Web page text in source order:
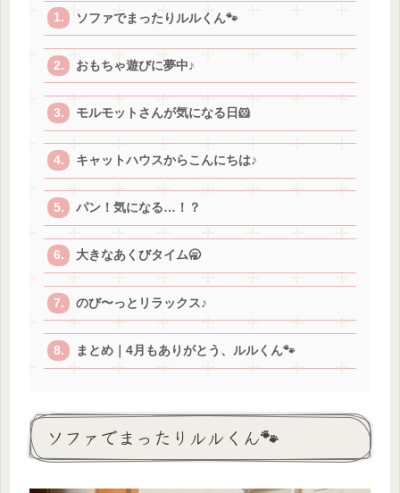
ソファでまったりルルくん🐾
おもちゃ遊びに夢中♪
モルモットさんが気になる日🐹
キャットハウスからこんにちは♪
パン！気になる…！？
大きなあくびタイム🥱
のび〜っとリラックス♪
まとめ｜4月もありがとう、ルルくん🐾
ソファでまったりルルくん🐾